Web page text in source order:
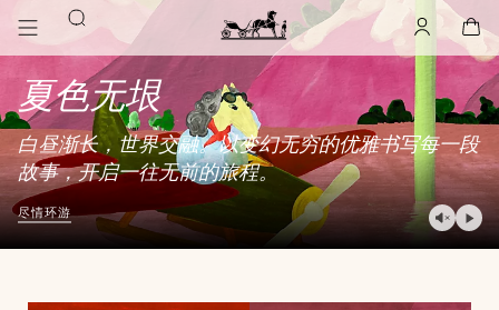
往
要
内
容
往
品
浏
览
Hermès
Paris
搜
账
离 购
物
袋
空
播
放
视
频
夏色无垠
白昼渐长，世界交融。以变幻无穷的优雅书写每一段
故事，开启一往无前的旅程。
尽情环游